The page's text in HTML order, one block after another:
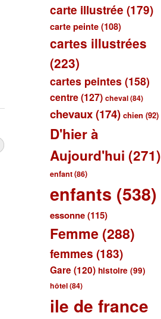
carte illustrée (179)
carte peinte (108)
cartes illustrées
(223)
cartes peintes (158)
centre(127) cheval(84)
chevaux(174) chien (92)
D'hier à
Aujourd'hui (271)
enfant(86)
enfants (538)
essonne(115)
Femme (288)
femmes (183)
Gare (120) histoire (99)
hôtel(84)
ile de france